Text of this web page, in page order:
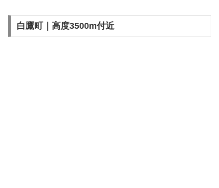
白鷹町｜高度3500m付近